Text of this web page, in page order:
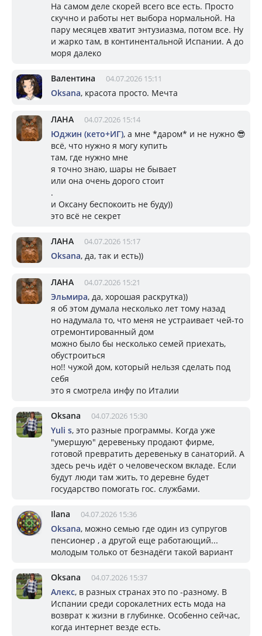
На самом деле скорей всего все есть. Просто
скучно и работы нет выбора нормальной. На
пару месяцев хватит энтузиазма, потом все. Ну
и жарко там, в континентальной Испании. А до
моря далеко
Валентина 04.07.2026 15:11
Oksana, красота просто. Мечта
ЛАНА 04.07.2026 15:14
Юджин (кето+ИГ), а мне *даром* и не нужно 😎
всё, что нужно я могу купить
там, где нужно мне
я точно знаю, шары не бывает
или она очень дорого стоит
.
и Оксану беспокоить не буду))
это всё не секрет
ЛАНА 04.07.2026 15:17
Oksana, да, так и есть))
ЛАНА 04.07.2026 15:21
Эльмира, да, хорошая раскрутка))
я об этом думала несколько лет тому назад
но надумала то, что меня не устраивает чей-то
отремонтированный дом
можно было бы несколько семей приехать,
обустроиться
но!! чужой дом, который нельзя сделать под
себя
это я смотрела инфу по Италии
Oksana 04.07.2026 15:30
Yuli s, это разные программы. Когда уже
"умершую" деревеньку продают фирме,
готовой превратить деревеньку в санаторий. А
здесь речь идёт о человеческом вкладе. Если
будут люди там жить, то деревне будет
государство помогать гос. службами.
Ilana 04.07.2026 15:36
Oksana, можно семью где один из супругов
пенсионер , а другой еще работающий...
молодым только от безнадёги такой вариант
Oksana 04.07.2026 15:37
Алекс, в разных странах это по -разному. В
Испании среди сорокалетних есть мода на
возврат к жизни в глубинке. Особенно сейчас,
когда интернет везде есть.